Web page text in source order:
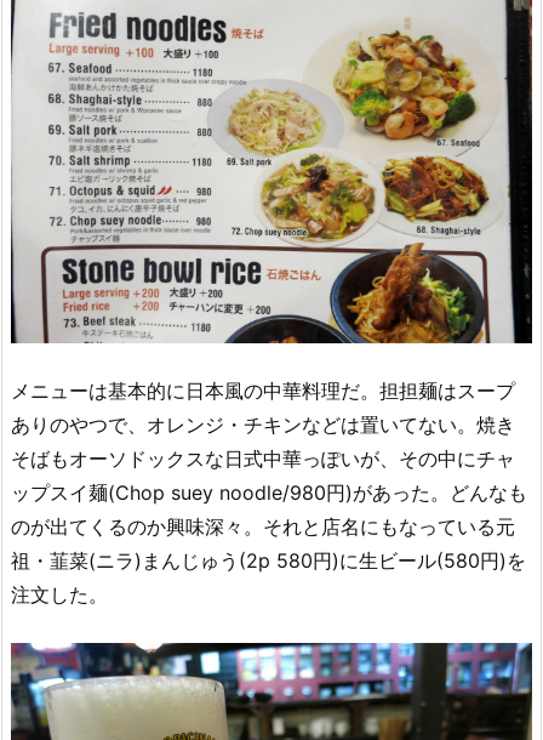
メニューは基本的に日本風の中華料理だ。担担麺はスープ
ありのやつで、オレンジ・チキンなどは置いてない。焼き
そばもオーソドックスな日式中華っぽいが、その中にチャ
ップスイ麺(Chop suey noodle/980円)があった。どんなも
のが出てくるのか興味深々。それと店名にもなっている元
祖・韮菜(ニラ)まんじゅう(2p 580円)に生ビール(580円)を
注文した。